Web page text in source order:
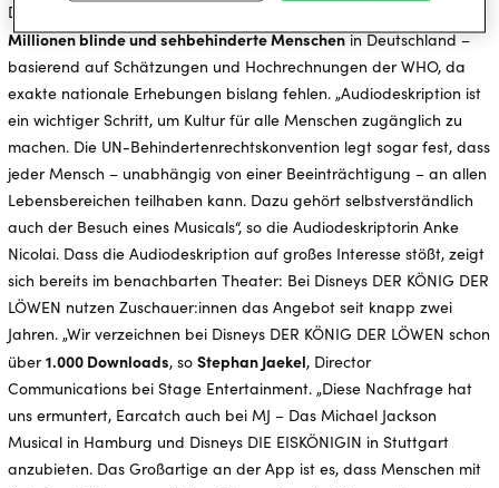
Das Angebot der Audiodeskription richtet sich an rund
Millionen blinde und sehbehinderte Menschenin Deutschland –
basierend auf Schätzungen und Hochrechnungen der WHO, da
exakte nationale Erhebungen bislang fehlen. „Audiodeskription ist
ein wichtiger Schritt, um Kultur für alle Menschen zugänglich zu
machen. Die UN-Behindertenrechtskonvention legt sogar fest, dass
jeder Mensch – unabhängig von einer Beeinträchtigung – an allen
Lebensbereichen teilhaben kann. Dazu gehört selbstverständlich
auch der Besuch eines Musicals“, so die Audiodeskriptorin Anke
Nicolai. Dass die Audiodeskription auf großes Interesse stößt, zeigt
sich bereits im benachbarten Theater: Bei Disneys DER KÖNIG DER
LÖWEN nutzen Zuschauer:innen das Angebot seit knapp zwei
Jahren. „Wir verzeichnen bei Disneys DER KÖNIG DER LÖWEN schon
über1.000 Downloads, so Stephan Jaekel, Director
Communications bei Stage Entertainment. „Diese Nachfrage hat
uns ermuntert, Earcatch auch bei MJ – Das Michael Jackson
Musical in Hamburg und Disneys DIE EISKÖNIGIN in Stuttgart
anzubieten. Das Großartige an der App ist es, dass Menschen mit